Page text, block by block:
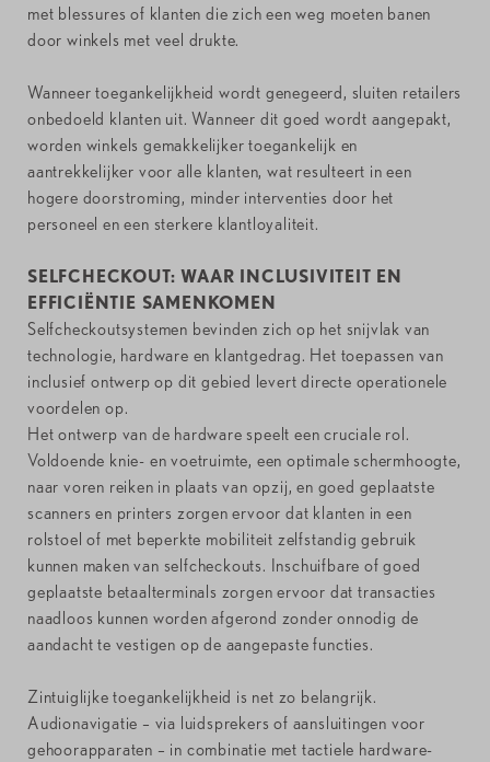
met blessures of klanten die zich een weg moeten banen
door winkels met veel drukte.
Wanneer toegankelijkheid wordt genegeerd, sluiten retailers
onbedoeld klanten uit. Wanneer dit goed wordt aangepakt,
worden winkels gemakkelijker toegankelijk en
aantrekkelijker voor alle klanten, wat resulteert in een
hogere doorstroming, minder interventies door het
personeel en een sterkere klantloyaliteit.
SELFCHECKOUT: WAAR INCLUSIVITEIT EN
EFFICIËNTIE SAMENKOMEN
Selfcheckoutsystemen bevinden zich op het snijvlak van
technologie, hardware en klantgedrag. Het toepassen van
inclusief ontwerp op dit gebied levert directe operationele
voordelen op.
Het ontwerp van de hardware speelt een cruciale rol.
Voldoende knie- en voetruimte, een optimale schermhoogte,
naar voren reiken in plaats van opzij, en goed geplaatste
scanners en printers zorgen ervoor dat klanten in een
rolstoel of met beperkte mobiliteit zelfstandig gebruik
kunnen maken van selfcheckouts. Inschuifbare of goed
geplaatste betaalterminals zorgen ervoor dat transacties
naadloos kunnen worden afgerond zonder onnodig de
aandacht te vestigen op de aangepaste functies.
Zintuiglijke toegankelijkheid is net zo belangrijk.
Audionavigatie – via luidsprekers of aansluitingen voor
gehoorapparaten – in combinatie met tactiele hardware-